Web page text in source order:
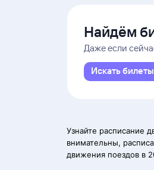
Найдём
Даже если
Искать билеты
Узнайте расписание
внимательны,
движения поездов в